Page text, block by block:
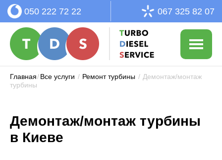
050 222 72 22 067 325 82 07
Главная/Все услуги / Ремонт турбины / Демонтаж/монтаж
турбины
Демонтаж/монтаж турбины
в Киеве